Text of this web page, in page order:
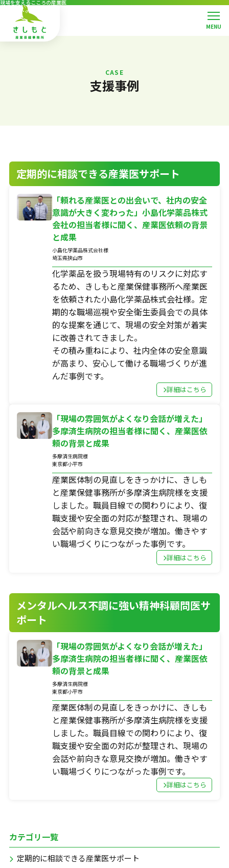
現場を支えるこころの産業医
MENU
CASE
支援事例
定期的に相談できる産業医サポート
「頼れる産業医との出会いで、社内の安全
意識が大きく変わった」小島化学薬品株式
会社の担当者様に聞く、産業医依頼の背景
と成果
小島化学薬品株式会社様
埼玉県狭山市
化学薬品を扱う現場特有のリスクに対応す
るため、きしもと産業保健事務所へ産業医
を依頼された小島化学薬品株式会社様。定
期的な職場巡視や安全衛生委員会での具体
的な提案を通じて、現場の安全対策が着実
に改善されてきました。
その積み重ねにより、社内全体の安全意識
が高まり、安心して働ける職場づくりが進
んだ事例です。
詳細はこちら
「現場の雰囲気がよくなり会話が増えた」
多摩済生病院の担当者様に聞く、産業医依
頼の背景と成果
多摩済生病院様
東京都小平市
産業医体制の見直しをきっかけに、きしも
と産業保健事務所が多摩済生病院様を支援
しました。職員目線での関わりにより、復
職支援や安全面の対応が整理され、現場の
会話や前向きな意見交換が増加。働きやす
い職場づくりにつながった事例です。
詳細はこちら
メンタルヘルス不調に強い精神科顧問医サ
ポート
「現場の雰囲気がよくなり会話が増えた」
多摩済生病院の担当者様に聞く、産業医依
頼の背景と成果
多摩済生病院様
東京都小平市
産業医体制の見直しをきっかけに、きしも
と産業保健事務所が多摩済生病院様を支援
しました。職員目線での関わりにより、復
職支援や安全面の対応が整理され、現場の
会話や前向きな意見交換が増加。働きやす
い職場づくりにつながった事例です。
詳細はこちら
カテゴリ一覧
定期的に相談できる産業医サポート
メインコンテンツ
選ばれる理由
料金について
よくある質問
ご相談の流れ
サービス案内
企業担当者の方へ
社労士の方へ
講演・研修・執筆のご依頼
休復職スポットレスキュー
休復職スポットレスキューとは
活動記録
プライバシーポリシー
CONTACT
お問合せ